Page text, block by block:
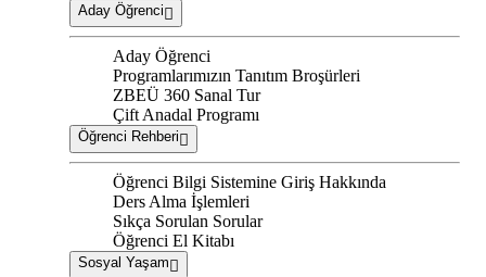
Aday Öğrenci
Aday Öğrenci
Programlarımızın Tanıtım Broşürleri
ZBEÜ 360 Sanal Tur
Çift Anadal Programı
Öğrenci Rehberi
Öğrenci Bilgi Sistemine Giriş Hakkında
Ders Alma İşlemleri
Sıkça Sorulan Sorular
Öğrenci El Kitabı
Sosyal Yaşam